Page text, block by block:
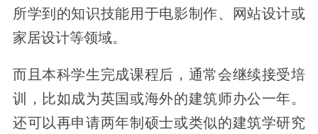
所学到的知识技能用于电影制作、网站设计或
家居设计等领域。
而且本科学生完成课程后，通常会继续接受培
训，比如成为英国或海外的建筑师办公一年。
还可以再申请两年制硕士或类似的建筑学研究